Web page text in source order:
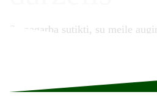
Su pagarba sutikti, su meile